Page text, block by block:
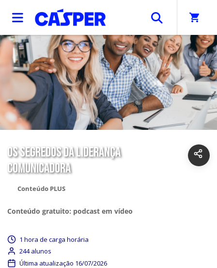
shopping_cart
OS SEGREDOS DA LIDERANÇA
COMUNICADORA
Conteúdo gratuito: podcast em vídeo
Conteúdo PLUS
1 hora de carga horária
244 alunos
Última atualização 16/07/2026